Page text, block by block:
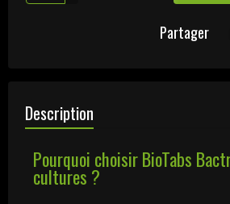
Partager
Description
Pourquoi choisir BioTabs
cultures ?